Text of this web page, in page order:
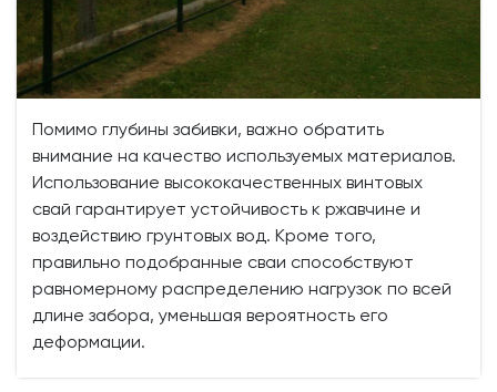
Помимо глубины забивки, важно обратить
внимание на качество используемых материалов.
Использование высококачественных винтовых
свай гарантирует устойчивость к ржавчине и
воздействию грунтовых вод. Кроме того,
правильно подобранные сваи способствуют
равномерному распределению нагрузок по всей
длине забора, уменьшая вероятность его
деформации.